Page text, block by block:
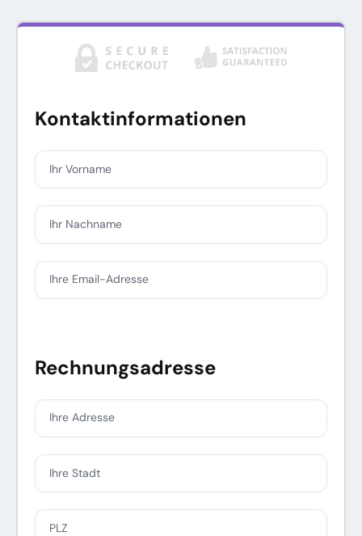
Kontaktinformationen
Ihr Vorname
Ihr Nachname
Ihre Email-Adresse
Rechnungsadresse
Ihre Adresse
Ihre Stadt
PLZ